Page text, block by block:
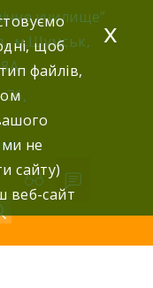
училище”
м.Шумськ,
76,
щоб
файлів,
не
сайту)
веб-сайт
x